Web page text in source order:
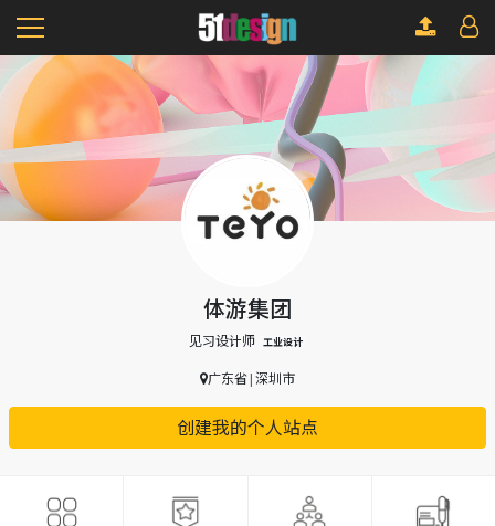
体游集团
见习设计师 工业设计
广东省|深圳市
创建我的个人站点